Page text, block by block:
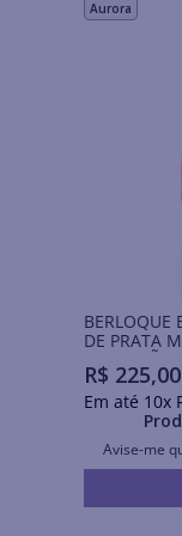
Aurora
BERLOQUE
DE PRATA
APLICAÇÃO
R$ 225,00
Em até 10x
Avise-me